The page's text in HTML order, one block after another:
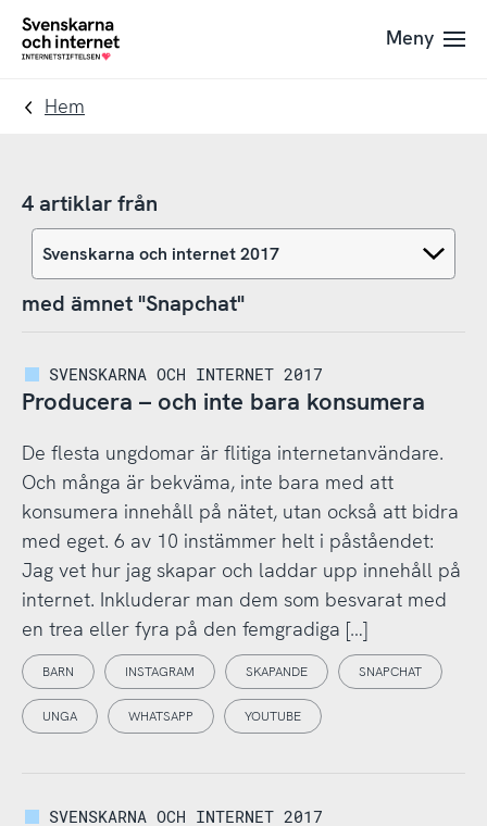
Till
navigation
Till
innehåll
To
Meny
Hem
4 artiklar från
med ämnet "Snapchat"
SVENSKARNA OCH INTERNET 2017
Producera – och inte bara konsumera
De flesta ungdomar är flitiga internetanvändare.
Och många är bekväma, inte bara med att
konsumera innehåll på nätet, utan också att bidra
med eget. 6 av 10 instämmer helt i påståendet:
Jag vet hur jag skapar och laddar upp innehåll på
internet. Inkluderar man dem som besvarat med
en trea eller fyra på den femgradiga […]
BARN INSTAGRAM SKAPANDE SNAPCHAT
UNGA WHATSAPP YOUTUBE
SVENSKARNA OCH INTERNET 2017